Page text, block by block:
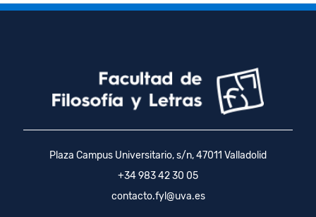
Plaza Campus Universitario, s/n, 47011 Valladolid
+34 983 42 30 05
contacto.fyl@uva.es